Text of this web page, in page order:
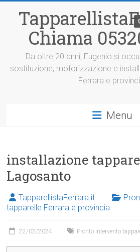
Chiama
Da oltre 20 anni, Eugenio si
sostituzione, motorizzazione e
Ferrara e
Menu
installazione
Lagosanto
TapparellistaFerrara.it
tapparelle Ferrara e provincia
22/02/2024 Pronto intervento